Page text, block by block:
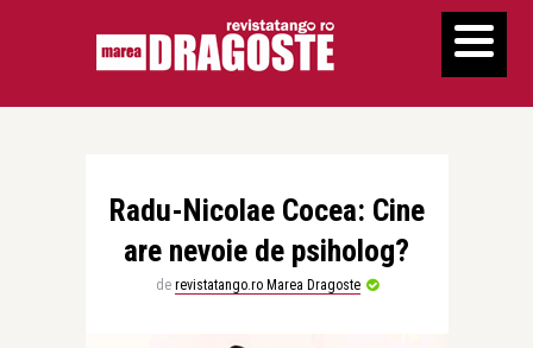
Radu-Nicolae Cocea: Cine
are nevoie de psiholog?
de revistatango.ro Marea Dragoste